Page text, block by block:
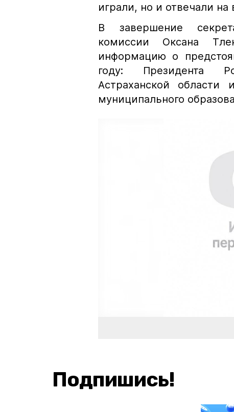
играли, но и отвечали
В завершение
комиссии Оксана
информацию о
году: Президента
Астраханской области
муниципального
Подпишись!